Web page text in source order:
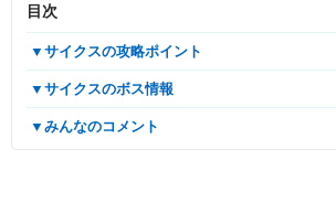
目次
▼サイクスの攻略ポイント
▼サイクスのボス情報
▼みんなのコメント